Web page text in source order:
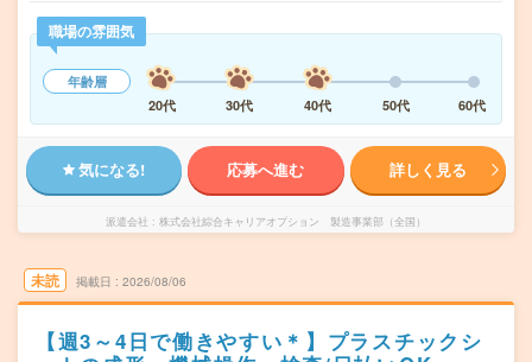
職場の雰囲気
年齢層
20代
30代 40代 50代 60代
気になる! 応募へ進む 詳しく見る
派遣会社 株式会社綜合キャリアオプション 製造事業部（全国）
未読 掲載日 2026/08/06
【週3～4日で働きやすい＊】プラスチックシ